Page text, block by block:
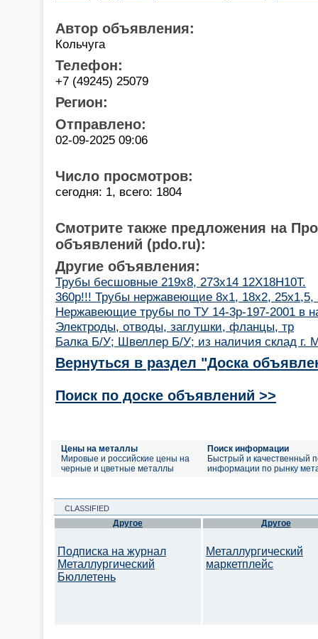
Автор объявления:
Кольчуга
Телефон:
+7 (49245) 25079
Регион:
Отправлено:
02-09-2025 09:06
Число просмотров:
сегодня: 1, всего: 1804
Смотрите также предложения на
объявлений (pdo.ru):
Другие объявления:
Трубы бесшовные 219х8, 273х14 12Х18Н10Т.
360р!!! Трубы нержавеющие 8х1, 18х2, 25х1,5,
Нержавеющие трубы по ТУ 14-3р-197-2001 в
Электроды, отводы, заглушки, фланцы, тр
Балка Б/У; Швеллер Б/У; из наличия склад г.
Вернуться в раздел "Доска
Поиск по доске объявлений >>
Цены на металлы
Мировые и российские цены на
черные и цветные металлы
Поиск информации
Быстрый и качественный
информации по рынку
CLASSIFIED
Другое
Подписка на журнал
Металлургический
Бюллетень
Другое
Металлургический
маркетплейс